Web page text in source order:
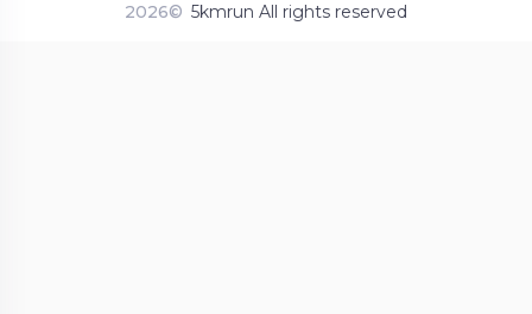
2026© 5kmrun All rights reserved